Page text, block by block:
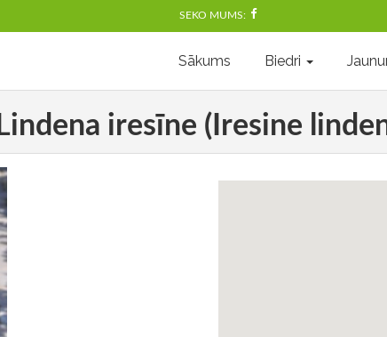
SEKO MUMS:
Sākums Biedri
Lindena iresīne (Iresine